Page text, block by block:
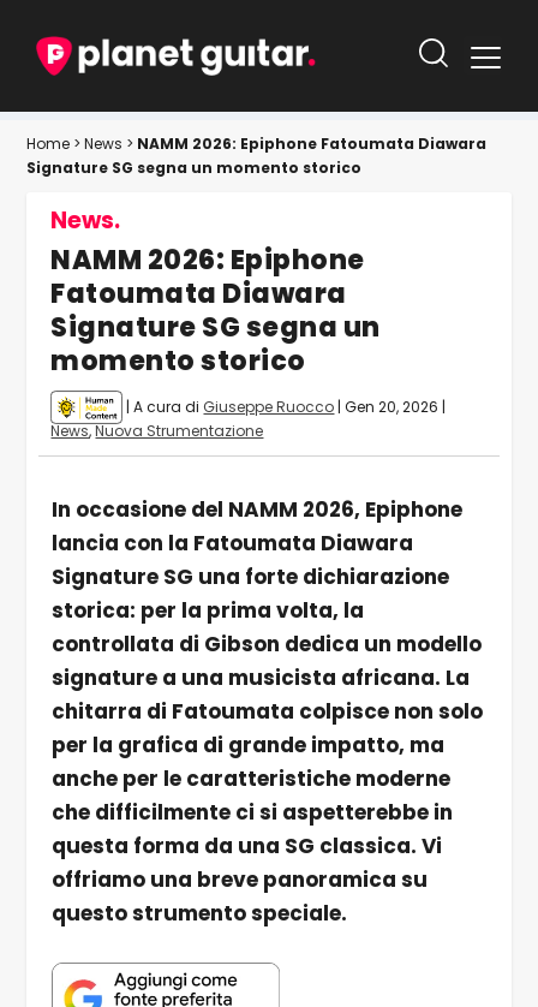
Home >News > NAMM 2026: Epiphone Fatoumata Diawara
Signature SG segna un momento storico
News.
NAMM 2026: Epiphone
Fatoumata Diawara
Signature SG segna un
momento storico
| A cura di Giuseppe Ruocco |Gen 20, 2026 |
News,Nuova Strumentazione
In occasione del NAMM 2026, Epiphone
lancia con la Fatoumata Diawara
Signature SG una forte dichiarazione
storica: per la prima volta, la
controllata di Gibson dedica un modello
signature a una musicista africana. La
chitarra di Fatoumata colpisce non solo
per la grafica di grande impatto, ma
anche per le caratteristiche moderne
che difficilmente ci si aspetterebbe in
questa forma da una SG classica. Vi
offriamo una breve panoramica su
questo strumento speciale.